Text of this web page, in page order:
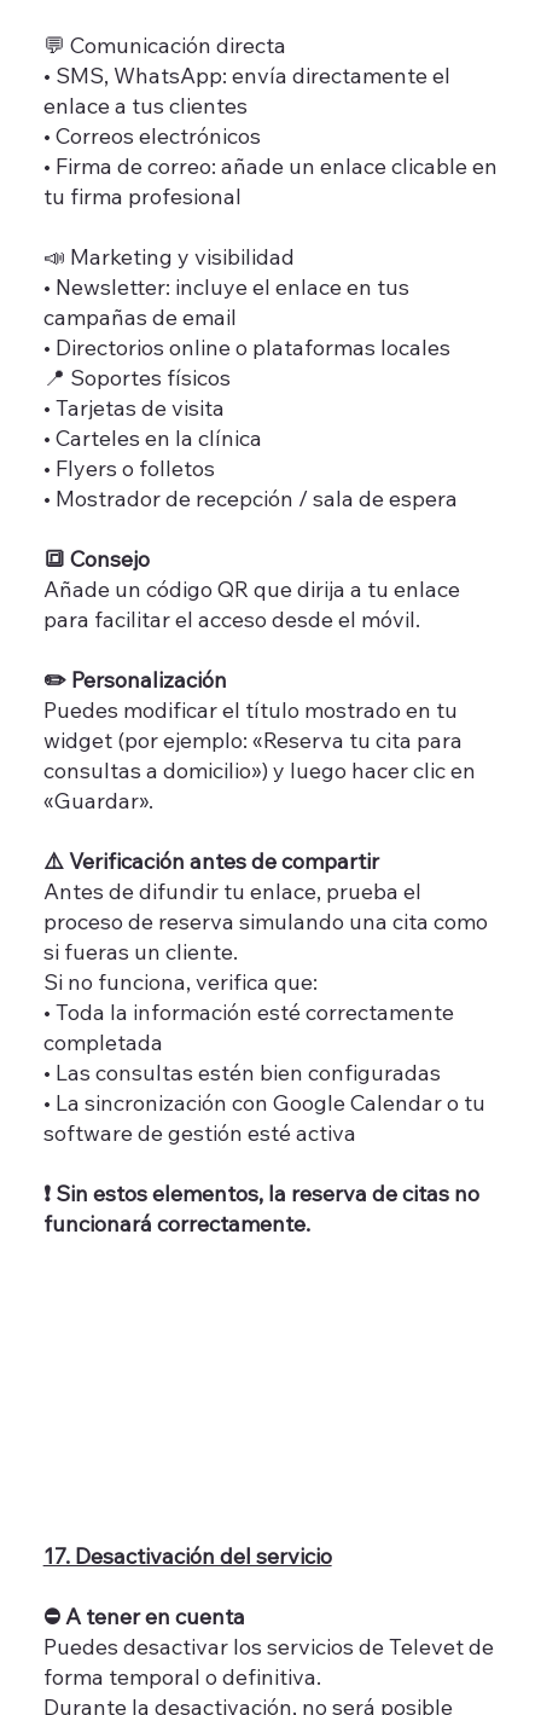
💬 Comunicación directa
• SMS, WhatsApp: envía directamente el
enlace a tus clientes
• Correos electrónicos
• Firma de correo: añade un enlace clicable en
tu firma profesional
📣 Marketing y visibilidad
• Newsletter: incluye el enlace en tus
campañas de email
• Directorios online o plataformas locales
📍 Soportes físicos
• Tarjetas de visita
• Carteles en la clínica
• Flyers o folletos
• Mostrador de recepción / sala de espera
🔳 Consejo
Añade un código QR que dirija a tu enlace
para facilitar el acceso desde el móvil.
✏️ Personalización
Puedes modificar el título mostrado en tu
widget (por ejemplo: «Reserva tu cita para
consultas a domicilio») y luego hacer clic en
«Guardar».
⚠️ Verificación antes de compartir
Antes de difundir tu enlace, prueba el
proceso de reserva simulando una cita como
si fueras un cliente.
Si no funciona, verifica que:
• Toda la información esté correctamente
completada
• Las consultas estén bien configuradas
• La sincronización con Google Calendar o tu
software de gestión esté activa
❗ Sin estos elementos, la reserva de citas no
funcionará correctamente.
17. Desactivación del servicio
⛔ A tener en cuenta
Puedes desactivar los servicios de Televet de
forma temporal o definitiva.
Durante la desactivación, no será posible